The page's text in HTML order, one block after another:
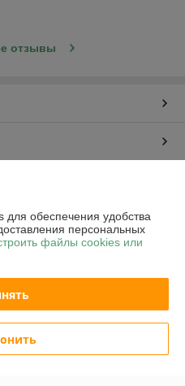
отзывы
обеспечения удобства
персональных
файлы cookies или